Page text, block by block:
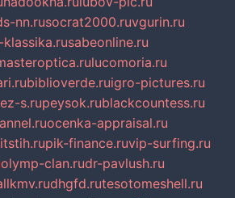
nn.rusocrat2000.ruvgurin.ru
sabeonline.ru
lucomoria.ru
biblioverde.ruigro-pictures.ru
s.rupeysok.rublackcountess.ru
ocenka-appraisal.ru
pik-finance.ruvip-surfing.ru
olymp-clan.rudr-pavlush.ru
dhgfd.rutesotomeshell.ru